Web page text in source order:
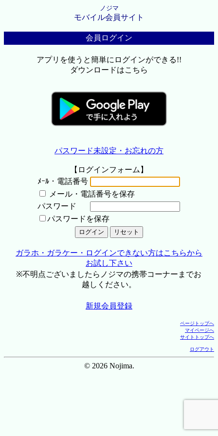
ノジマ
モバイル会員サイト
会員ログイン
アプリを使うと簡単にログインができる!!
ダウンロードはこちら
パスワード未設定・お忘れの方
【ログインフォーム】
ﾒｰﾙ・電話番号
メール・電話番号を保存
パスワード
パスワードを保存
ガラホ・ガラケー・ログインできない方はこちらから
お試し下さい
※不明点ございましたらノジマの携帯コーナーまでお
越しください。
新規会員登録
ページトップへ
マイページへ
サイトトップへ
ログアウト
© 2026 Nojima.